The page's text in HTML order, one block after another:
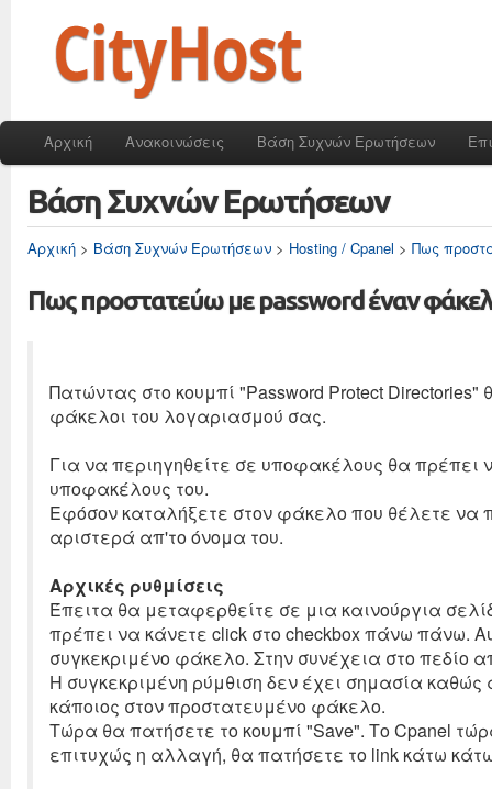
Αρχική Ανακοινώσεις Βάση Συχνών Ερωτήσεων
Βάση Συχνών Ερωτήσεων
Αρχική > Βάση Συχνών Ερωτήσεων > Hosting / Cpanel > Πως
Πως προστατεύω με password έναν
Πατώντας στο κουμπί "Password Protect
φάκελοι του λογαριασμού σας.
Για να περιηγηθείτε σε υποφακέλους θα
υποφακέλους του.
Εφόσον καταλήξετε στον φάκελο που θέλετε να
αριστερά απ'το όνομα του.
Αρχικές ρυθμίσεις
Έπειτα θα μεταφερθείτε σε μια καινούργια
πρέπει να κάνετε click στο checkbox πάνω πάνω.
συγκεκριμένο φάκελο. Στην συνέχεια στο πεδίο
Η συγκεκριμένη ρύμθιση δεν έχει σημασία
κάποιος στον προστατευμένο φάκελο.
Τώρα θα πατήσετε το κουμπί "Save". Το Cpanel
επιτυχώς η αλλαγή, θα πατήσετε το link κάτω